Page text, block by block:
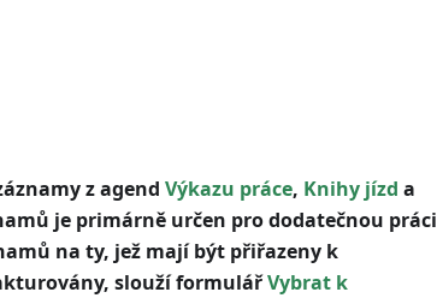
z agend Výkazu práce, Knihy jízd a
je primárně určen pro dodatečnou práci
na ty, jež mají být přiřazeny k
slouží formulářVybrat k